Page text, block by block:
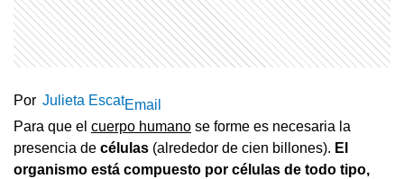
Por Julieta EscatEmail
Para que el cuerpo humano se forme es necesaria la
presencia de células (alrededor de cien billones). El
organismo está compuesto por células de todo tipo,